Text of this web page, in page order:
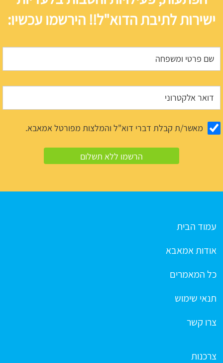
ישירות לתיבת הדוא"ל!! הירשמו עכשיו:
מאשר/ת קבלת דברי דוא"ל והמלצות מפורטל אמאבא.
עמוד הבית
אודות אמאבא
כל המאמרים
תנאי שימוש
צרו קשר
צרכנות